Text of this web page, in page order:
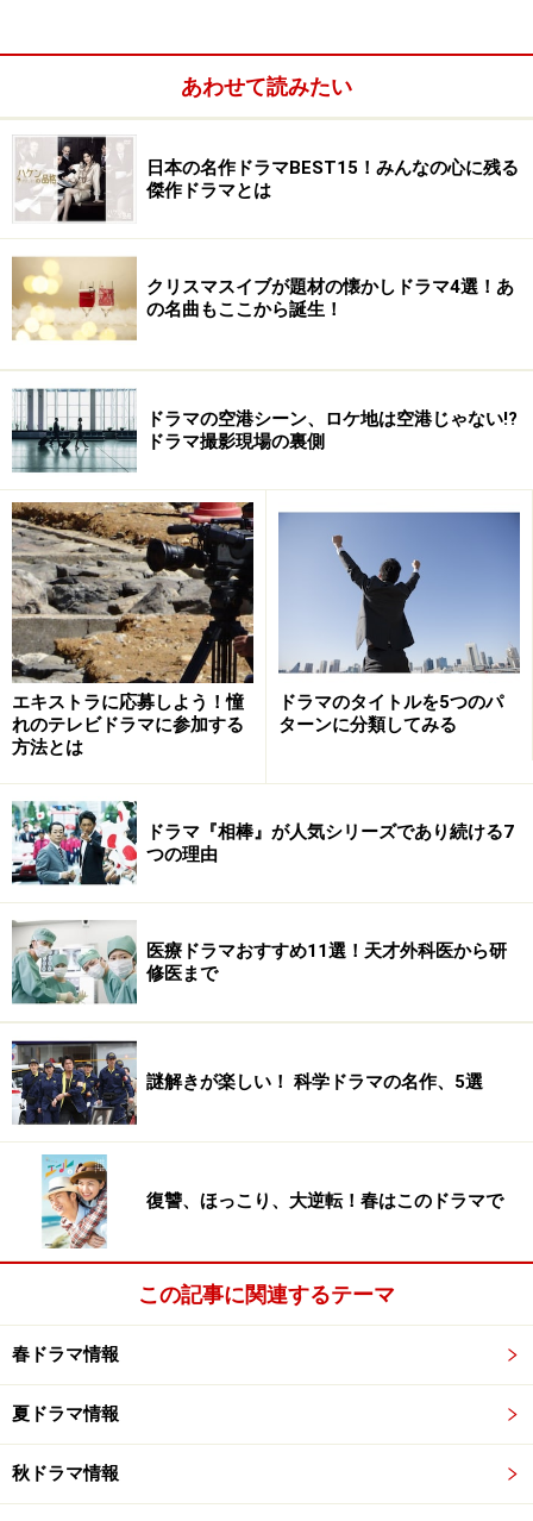
学生を怪演、2017年には『君の膵臓をたべたい』でフレ
ッシュな演技を見せました。彼の引き出しの多さと引き
出しの大きさに驚きました。
つかみどころのないハチャメチャな少年を演じた『鈴木
先生』、過激で生々しい青年を演じた映画『ディストラ
クション・ベイビーズ』、今にも壊れてしまいそうな切
ない高校生を演じた『相棒 season11』の名作「バレンタ
イン計画」、いくつもの心模様を違和感なく見せる北村
匠海、大胆なことをあっけなくできてしまう、そんなふ
つうの若者を演じる感性は唯一です。作品の「伝えたい
想い」をつかみ取る鋭さ、その想いを伝える旨み、そん
な奥深さを20歳にしてにじませる、天性の「俳優力」が
あるのでしょう。
2018年、『隣の家族は青く見える』（フジテレビ）や映
画『OVER DRIVE』で、さらに新しい世界に挑む北村匠
井之脇海：すべての時代に溶け込む、美し
い佇まいが映える
透明感のある演技が印象的な井之脇海
まっすぐに見据える視線が印象的、『午後の紅茶』（キ
リンビバレッジ）や『ピンときちゃった！』（東芝ライ
フスタイル）といったCMのなか、その清々しさと透明感
大ヒットしたNHK連続テレビ小説『ごちそうさん』で
あわせて読みたい
日本の名作ドラマBEST15！みんなの心に残る
傑作ドラマとは
クリスマスイブが題材の懐かしドラマ4選！あ
の名曲もここから誕生！
ドラマの空港シーン、ロケ地は空港じゃない!?
ドラマ撮影現場の裏側
エキストラに応募しよう！憧
れのテレビドラマに参加する
方法とは
ドラマのタイトルを5つのパ
ターンに分類してみる
ドラマ『相棒』が人気シリーズであり続ける7
つの理由
医療ドラマおすすめ11選！天才外科医から研
修医まで
謎解きが楽しい！ 科学ドラマの名作、5選
復讐、ほっこり、大逆転！春はこのドラマで
この記事に関連するテーマ
春ドラマ情報
夏ドラマ情報
秋ドラマ情報